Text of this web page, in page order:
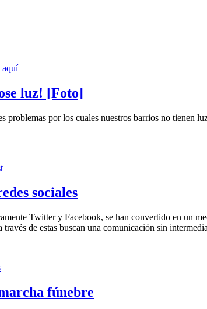
aquí
luz! [Foto]
problemas por los cuales nuestros barrios no tienen
sociales
Twitter y Facebook, se han convertido en un
través de estas buscan una comunicación sin
fúnebre